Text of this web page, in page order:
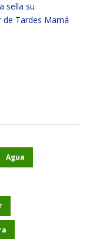
sella su
Tardes Mamá
Agua